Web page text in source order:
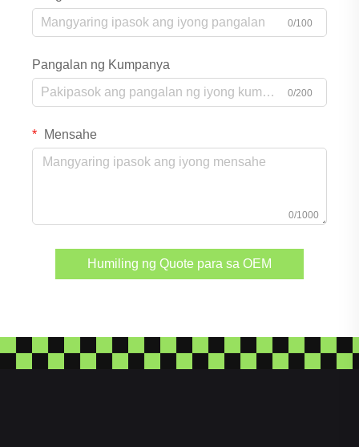
0/100
Pangalan ng Kumpanya
0/200
Mensahe
0/1000
Humiling ng Quote para sa OEM